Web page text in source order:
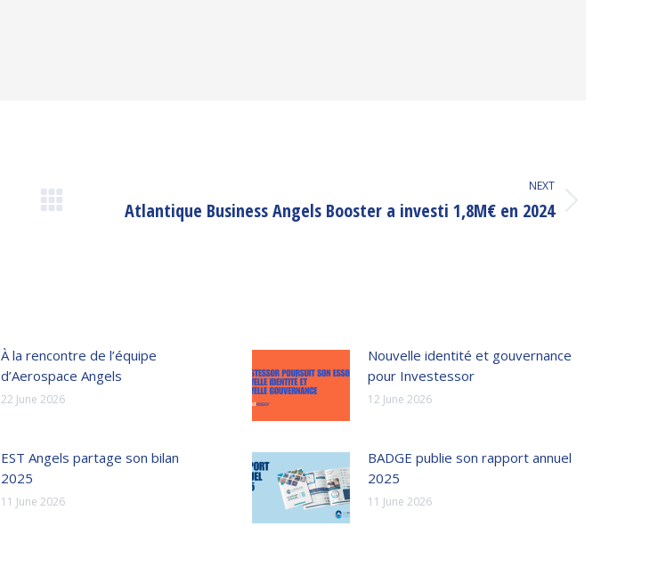
NEXT
Atlantique Business Angels Booster a investi 1,8M€ en 2024
À la rencontre de l’équipe
d’Aerospace Angels
22 June 2026
Nouvelle identité et gouvernance
pour Investessor
12 June 2026
EST Angels partage son bilan
2025
11 June 2026
BADGE publie son rapport annuel
2025
11 June 2026